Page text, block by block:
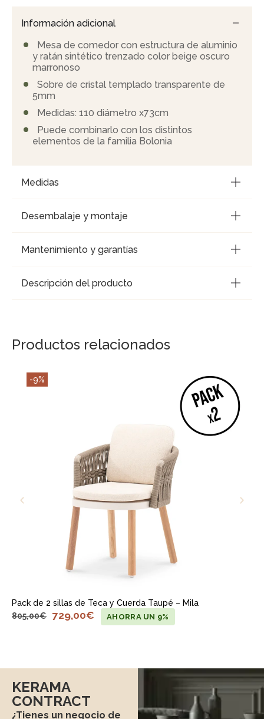
Información adicional
Mesa de comedor con estructura de aluminio
y ratán sintético trenzado color beige oscuro
marronoso
Sobre de cristal templado transparente de
5mm
Medidas: 110 diámetro x73cm
Puede combinarlo con los distintos
elementos de la familia Bolonia
Medidas
Desembalaje y montaje
Mantenimiento y garantías
Descripción del producto
Productos relacionados
-9%
Pack de 2 sillas de Teca y Cuerda Taupé – Mila
805,00€ 729,00€ AHORRA UN 9%
KERAMA
CONTRACT
¿Tienes un negocio de